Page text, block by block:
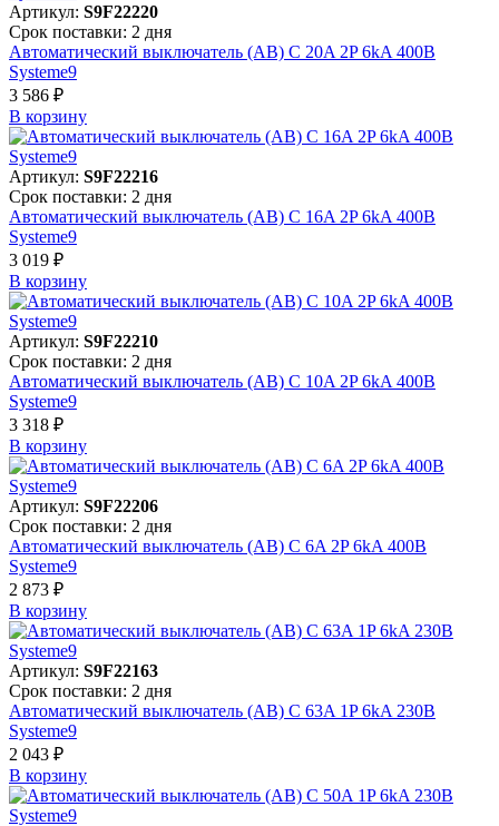
Артикул: S9F22220
Срок поставки: 2 дня
Автоматический выключатель (АВ) C 20A 2P 6kA 400В
Systeme9
3 586 ₽
В корзинy
Артикул: S9F22216
Срок поставки: 2 дня
Автоматический выключатель (АВ) C 16A 2P 6kA 400В
Systeme9
3 019 ₽
В корзинy
Артикул: S9F22210
Срок поставки: 2 дня
Автоматический выключатель (АВ) C 10A 2P 6kA 400В
Systeme9
3 318 ₽
В корзинy
Артикул: S9F22206
Срок поставки: 2 дня
Автоматический выключатель (АВ) C 6A 2P 6kA 400В
Systeme9
2 873 ₽
В корзинy
Артикул: S9F22163
Срок поставки: 2 дня
Автоматический выключатель (АВ) C 63A 1P 6kA 230В
Systeme9
2 043 ₽
В корзинy